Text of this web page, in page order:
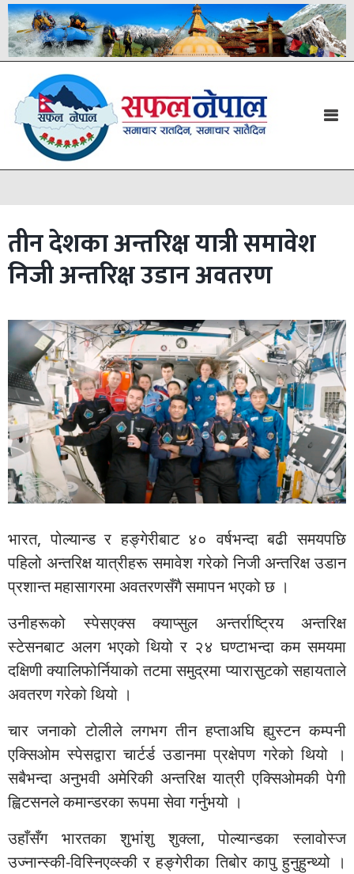
तीन देशका अन्तरिक्ष यात्री समावेश
निजी अन्तरिक्ष उडान अवतरण
भारत, पोल्यान्ड र हङ्गेरीबाट ४० वर्षभन्दा बढी समयपछि
पहिलो अन्तरिक्ष यात्रीहरू समावेश गरेको निजी अन्तरिक्ष उडान
प्रशान्त महासागरमा अवतरणसँगै समापन भएको छ ।
उनीहरूको स्पेसएक्स क्याप्सुल अन्तर्राष्ट्रिय अन्तरिक्ष
स्टेसनबाट अलग भएको थियो र २४ घण्टाभन्दा कम समयमा
दक्षिणी क्यालिफोर्नियाको तटमा समुद्रमा प्यारासुटको सहायताले
अवतरण गरेको थियो ।
चार जनाको टोलीले लगभग तीन हप्ताअघि ह्युस्टन कम्पनी
एक्सिओम स्पेसद्वारा चार्टर्ड उडानमा प्रक्षेपण गरेको थियो ।
सबैभन्दा अनुभवी अमेरिकी अन्तरिक्ष यात्री एक्सिओमकी पेगी
ह्विटसनले कमान्डरका रूपमा सेवा गर्नुभयो ।
उहाँसँग भारतका शुभांशु शुक्ला, पोल्यान्डका स्लावोस्ज
उज्नान्स्की-विस्निएव्स्की र हङ्गेरीका तिबोर कापु हुनुहुन्थ्यो ।